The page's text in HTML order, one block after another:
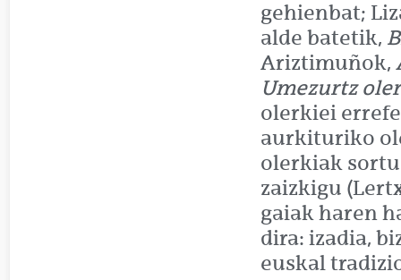
gehienbat;
alde batetik,
Ariztimuñok,
Umezurtz
olerkiei
aurkituriko
olerkiak
zaizkigu
gaiak haren
dira: izadia,
euskal